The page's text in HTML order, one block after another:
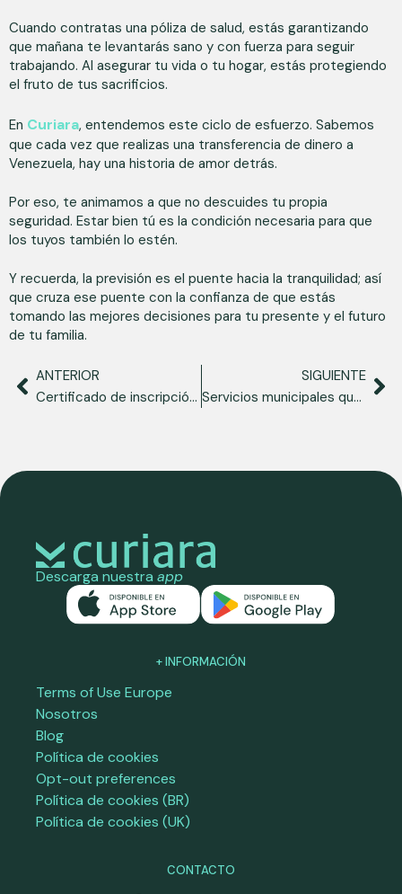
Cuando contratas una póliza de salud, estás garantizando
que mañana te levantarás sano y con fuerza para seguir
trabajando. Al asegurar tu vida o tu hogar, estás protegiendo
el fruto de tus sacrificios.
En Curiara, entendemos este ciclo de esfuerzo. Sabemos
que cada vez que realizas una transferencia de dinero a
Venezuela, hay una historia de amor detrás.
Por eso, te animamos a que no descuides tu propia
seguridad. Estar bien tú es la condición necesaria para que
los tuyos también lo estén.
Y recuerda, la previsión es el puente hacia la tranquilidad; así
que cruza ese puente con la confianza de que estás
tomando las mejores decisiones para tu presente y el futuro
de tu familia.
ANTERIOR
Certificado de inscripción y baja consular: mantener tus vínculos y proteger tu identidad
SIGUIENTE
Servicios municipales que pueden sostener tu adaptación y cuidar tu bienestar diario
Descarga nuestra app
+ INFORMACIÓN
Terms of Use Europe
Nosotros
Blog
Política de cookies
Opt-out preferences
Política de cookies (BR)
Política de cookies (UK)
CONTACTO